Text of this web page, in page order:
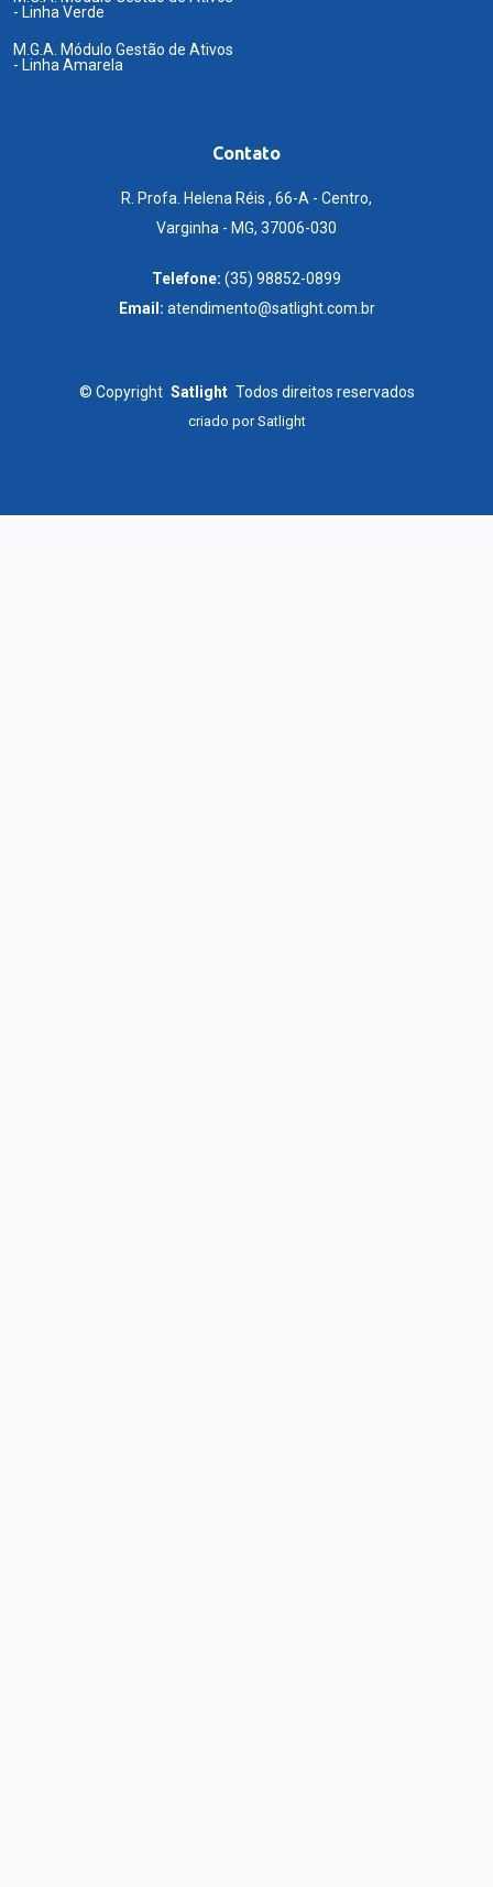
- Linha Verde
M.G.A. Módulo Gestão de Ativos
- Linha Amarela
Contato
R. Profa. Helena Réis , 66-A - Centro,
Varginha - MG, 37006-030
Telefone: (35) 98852-0899
Email: atendimento@satlight.com.br
© Copyright Satlight Todos direitos reservados
criado porSatlight